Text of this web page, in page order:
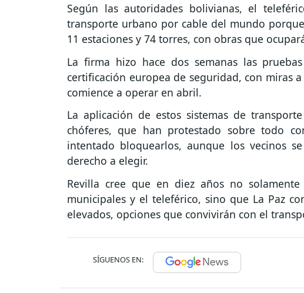
Según las autoridades bolivianas, el
transporte urbano por cable del mundo
11 estaciones y 74 torres, con obras que
La firma hizo hace dos semanas las
certificación europea de seguridad, con miras
comience a operar en abril.
La aplicación de estos sistemas de
chóferes, que han protestado sobre todo
intentado bloquearlos, aunque los vecinos
derecho a elegir.
Revilla cree que en diez años no
municipales y el teleférico, sino que La Paz
elevados, opciones que convivirán con el
SÍGUENOS EN: